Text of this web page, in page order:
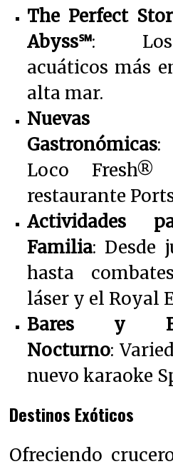
The Perfect
Abyss℠: Los
acuáticos más
alta mar.
Nuevas
Gastronómicas:
Loco
restaurante
Actividades
Familia: Desde
hasta
láser y el Royal
Bares y
Nocturno:
nuevo karaoke
Destinos Exóticos
Ofreciendo